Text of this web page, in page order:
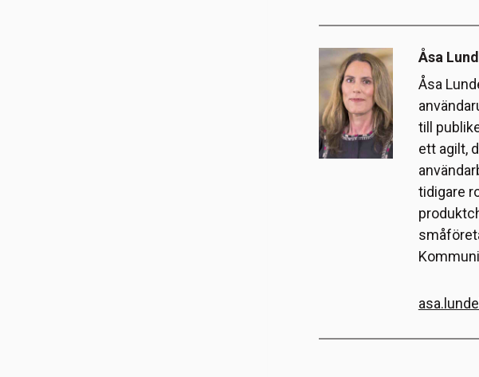
Åsa
Åsa
till
ett agilt,
tidigare